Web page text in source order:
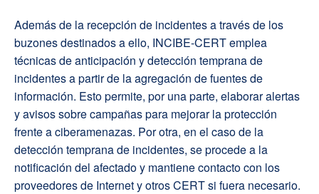
Además de la recepción de incidentes a través de los
buzones destinados a ello, INCIBE-CERT emplea
técnicas de anticipación y detección temprana de
incidentes a partir de la agregación de fuentes de
información. Esto permite, por una parte, elaborar alertas
y avisos sobre campañas para mejorar la protección
frente a ciberamenazas. Por otra, en el caso de la
detección temprana de incidentes, se procede a la
notificación del afectado y mantiene contacto con los
proveedores de Internet y otros CERT si fuera necesario.